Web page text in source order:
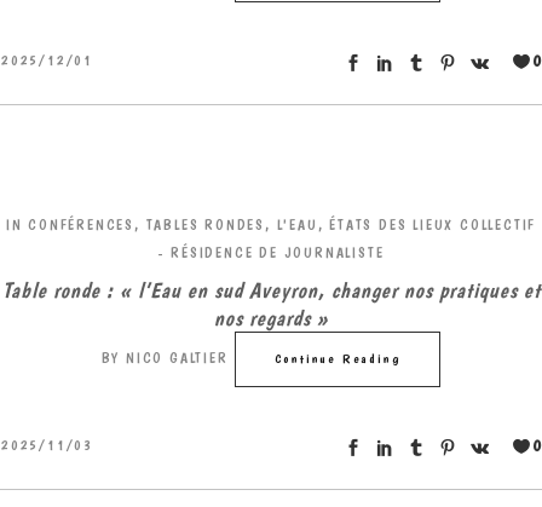
2025/12/01 0
IN CONFÉRENCES, TABLES RONDES , L'EAU, ÉTATS DES LIEUX COLLECTIF
- RÉSIDENCE DE JOURNALISTE
Table ronde : « l’Eau en sud Aveyron, changer nos pratiques et
nos regards »
BY NICO GALTIER Continue Reading
2025/11/03 0